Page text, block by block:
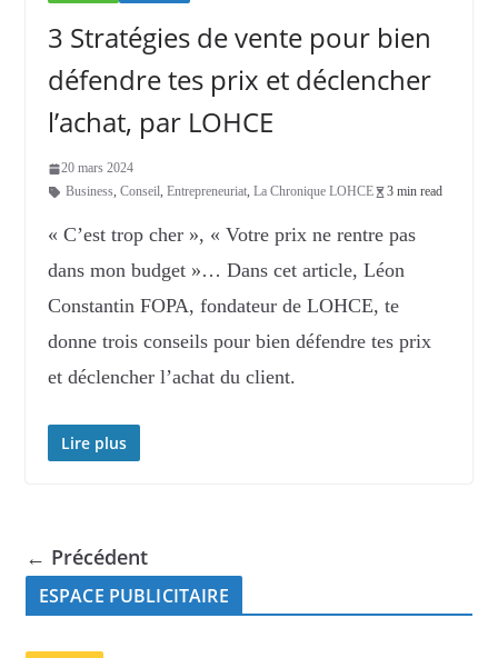
3 Stratégies de vente pour bien
défendre tes prix et déclencher
l’achat, par LOHCE
20 mars 2024
Business, Conseil, Entrepreneuriat, La Chronique LOHCE 3 min read
« C’est trop cher », « Votre prix ne rentre pas
dans mon budget »… Dans cet article, Léon
Constantin FOPA, fondateur de LOHCE, te
donne trois conseils pour bien défendre tes prix
et déclencher l’achat du client.
Lire plus
← Précédent
ESPACE PUBLICITAIRE